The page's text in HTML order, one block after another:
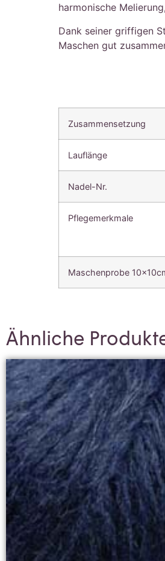
harmonische
Dank seiner griffigen
Maschen gut
Zusammensetzung
Lauflänge
Nadel-Nr.
Pflegemerkmale
Maschenprobe
Ähnliche